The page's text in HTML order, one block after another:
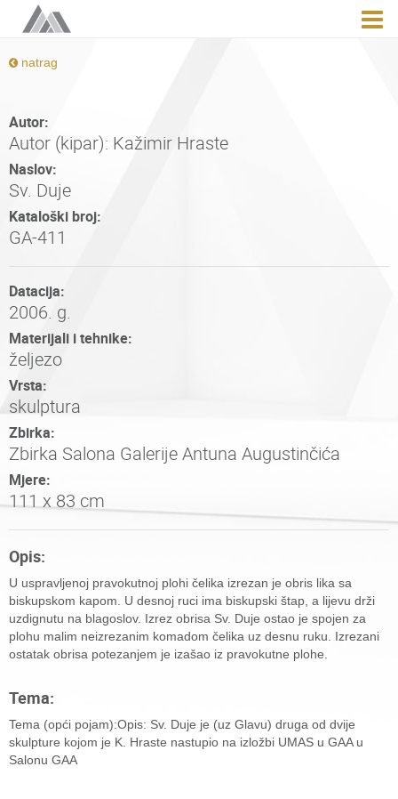
natrag
Autor:
Autor (kipar): Kažimir Hraste
Naslov:
Sv. Duje
Kataloški broj:
GA-411
Datacija:
2006. g.
Materijali i tehnike:
željezo
Vrsta:
skulptura
Zbirka:
Zbirka Salona Galerije Antuna Augustinčića
Mjere:
111 x 83 cm
Opis:
U uspravljenoj pravokutnoj plohi čelika izrezan je obris lika sa
biskupskom kapom. U desnoj ruci ima biskupski štap, a lijevu drži
uzdignutu na blagoslov. Izrez obrisa Sv. Duje ostao je spojen za
plohu malim neizrezanim komadom čelika uz desnu ruku. Izrezani
ostatak obrisa potezanjem je izašao iz pravokutne plohe.
Tema:
Tema (opći pojam):Opis: Sv. Duje je (uz Glavu) druga od dvije
skulpture kojom je K. Hraste nastupio na izložbi UMAS u GAA u
Salonu GAA